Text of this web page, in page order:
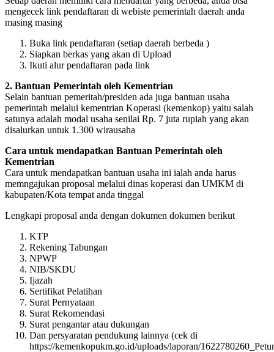
mengecek link pendaftaran di webiste pemerintah daerah anda
masing masing
Buka link pendaftaran (setiap daerah berbeda )
Siapkan berkas yang akan di Upload
Ikuti alur pendaftaran pada link
2. Bantuan Pemerintah oleh Kementrian
Selain bantuan pemeritah/presiden ada juga bantuan usaha
pemerintah melalui kementrian Koperasi (kemenkop) yaitu salah
satunya adalah modal usaha senilai Rp. 7 juta rupiah yang akan
disalurkan untuk 1.300 wirausaha
Cara untuk mendapatkan Bantuan Pemerintah oleh
Kementrian
Cara untuk mendapatkan bantuan usaha ini ialah anda harus
memngajukan proposal melalui dinas koperasi dan UMKM di
kabupaten/Kota tempat anda tinggal
Lengkapi proposal anda dengan dokumen dokumen berikut
KTP
Rekening Tabungan
NPWP
NIB/SKDU
Ijazah
Sertifikat Pelatihan
Surat Pernyataan
Surat Rekomendasi
Surat pengantar atau dukungan
Dan persyaratan pendukung lainnya (cek di
https://kemenkopukm.go.id/uploads/laporan/